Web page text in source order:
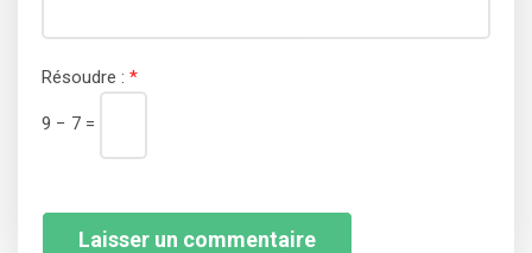
Résoudre : *
9 − 7 =